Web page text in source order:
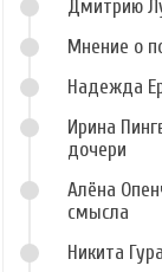
Дмитрию
Мнение о
Надежда
Ирина
дочери
Алёна
смысла
Никита